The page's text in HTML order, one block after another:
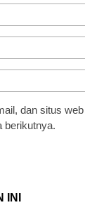
dan situs
berikutnya.
INI